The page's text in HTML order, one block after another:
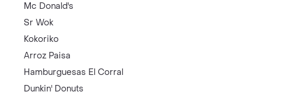
Mc Donald's
Sr Wok
Kokoriko
Arroz Paisa
Hamburguesas El Corral
Dunkin' Donuts